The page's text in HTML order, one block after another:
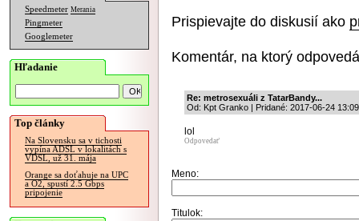
Speedmeter Merania
Pingmeter
Googlemeter
Hľadanie
Top články
Na Slovensku sa v tichosti
vypína ADSL v lokalitách s
VDSL, už 31. mája
Orange sa doťahuje na UPC
a O2, spustí 2.5 Gbps
pripojenie
Prispievajte do diskusií ako
Komentár, na ktorý
Re: metrosexuáli z TatarBandy...
Od: Kpt Granko | Pridané: 2017-06-24
lol
Odpovedať
Meno:
Titulok: